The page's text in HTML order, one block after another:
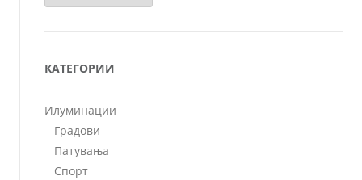
КАТЕГОРИИ
Илуминации
Градови
Патувања
Спорт